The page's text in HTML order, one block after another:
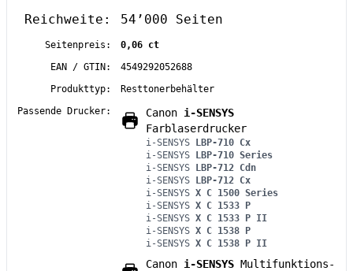
Reichweite:
54’000 Seiten
Seitenpreis:
0,06 ct
EAN / GTIN:
4549292052688
Produkttyp:
Resttonerbehälter
Passende Drucker:
Canon i-SENSYS
Farblaserdrucker
i-SENSYS LBP-710 Cx
i-SENSYS LBP-710 Series
i-SENSYS LBP-712 Cdn
i-SENSYS LBP-712 Cx
i-SENSYS X C 1500 Series
i-SENSYS X C 1533 P
i-SENSYS X C 1533 P II
i-SENSYS X C 1538 P
i-SENSYS X C 1538 P II
Canon i-SENSYS Multifunktions-